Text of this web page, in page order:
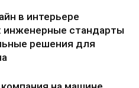
в интерьере
инженерные стандарты
решения для